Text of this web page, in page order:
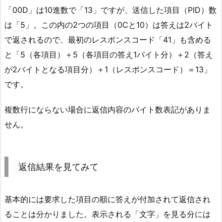
「00D」は10進数で「13」ですが、送信した項目（PID）数
は「5」。この内の2つの項目（0Cと10）は答えは2バイト
で返されるので、最初のレスポンスコード「41」も含める
と「5（各項目）＋5（各項目の答え1バイト分）＋2（答え
が2バイトとなる項目分）＋1（レスポンスコード）＝13」
です。
複数行にならない場合に返信内容のバイト数表記がありま
せん。
返信結果を見てみて
基本的には要求した項目の順に答えが付加されて返信され
ることは分かりました。表示される「文字」を見る分には